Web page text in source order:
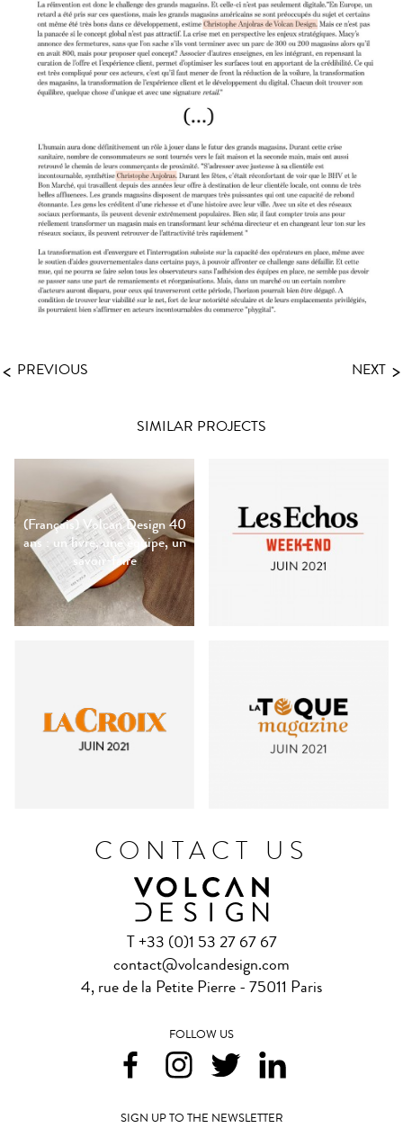
< PREVIOUS NEXT >
SIMILAR PROJECTS
(Français) Volcan Design 40
ans : un livre, une équipe, un
savoir-faire
CONTACT US
T +33 (0)1 53 27 67 67
contact@volcandesign.com
4, rue de la Petite Pierre - 75011 Paris
FOLLOW US
SIGN UP TO THE NEWSLETTER